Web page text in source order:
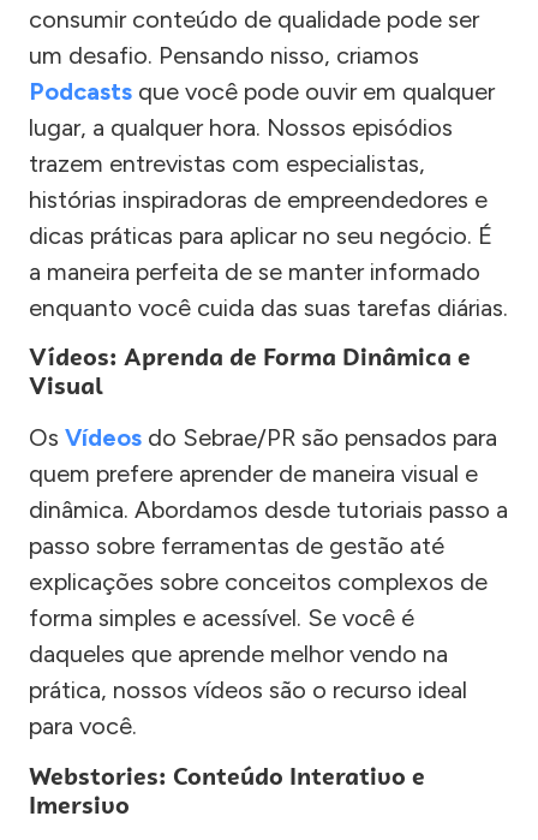
consumir conteúdo de qualidade pode ser
um desafio. Pensando nisso, criamos
Podcasts que você pode ouvir em qualquer
lugar, a qualquer hora. Nossos episódios
trazem entrevistas com especialistas,
histórias inspiradoras de empreendedores e
dicas práticas para aplicar no seu negócio. É
a maneira perfeita de se manter informado
enquanto você cuida das suas tarefas diárias.
Vídeos: Aprenda de Forma Dinâmica e
Visual
Os Vídeos do Sebrae/PR são pensados para
quem prefere aprender de maneira visual e
dinâmica. Abordamos desde tutoriais passo a
passo sobre ferramentas de gestão até
explicações sobre conceitos complexos de
forma simples e acessível. Se você é
daqueles que aprende melhor vendo na
prática, nossos vídeos são o recurso ideal
para você.
Webstories: Conteúdo Interativo e
Imersivo